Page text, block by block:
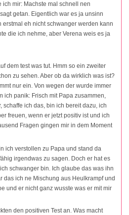
mir: Machste mal schnell nen
getan. Eigentlich war es ja unsinn
erstmal eh nicht schwanger werden kann
die ich nehme, aber Verena weis es ja
dem test was tut. Hmm so ein zweiter
zu sehen. Aber ob da wirklich was ist?
nur ein. Von wegen der wurde immer
ich panik: Frisch mit Papa zusammen,
schaffe ich das, bin ich bereit dazu, ich
freuen, wenn er jetzt positiv ist und ich
Fragen gingen mir in dem Moment
ich verstollen zu Papa und stand da
irgendwas zu sagen. Doch er hat es
schwanger bin. Ich glaube das was ihn
das ich ne Mischung aus Heulkrampf und
und er nicht ganz wusste was er mit mir
den positiven Test an. Was macht